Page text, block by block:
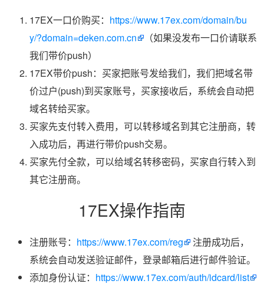
17EX一口价购买： https://www.17ex.com/domain/bu
y/?domain=deken.com.cn
（如果没发布一口价请联系
我们带价push）
17EX带价push：买家把账号发给我们，我们把域名带
价过户(push)到买家账号，买家接收后，系统会自动把
域名转给买家。
买家先支付转入费用，可以转移域名到其它注册商，转
入成功后，再进行带价push交易。
买家先付全款，可以给域名转移密码，买家自行转入到
其它注册商。
17EX操作指南
注册账号： https://www.17ex.com/reg
注册成功后，
系统会自动发送验证邮件，登录邮箱后进行邮件验证。
添加身份认证： https://www.17ex.com/auth/idcard/list